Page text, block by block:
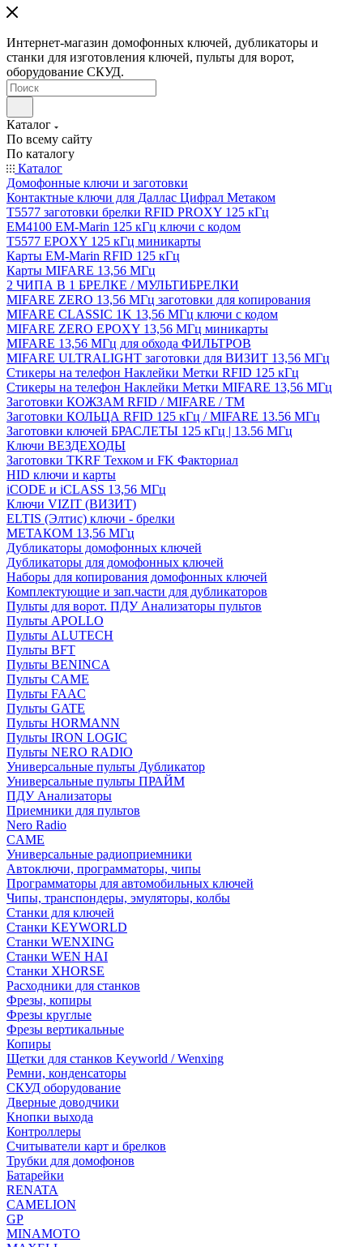
Интернет-магазин домофонных ключей, дубликаторы и
станки для изготовления ключей, пульты для ворот,
оборудование СКУД.
Каталог
По всему сайту
По каталогу
Каталог
Домофонные ключи и заготовки
Контактные ключи для Даллас Цифрал Метаком
T5577 заготовки брелки RFID PROXY 125 кГц
EM4100 EM-Marin 125 кГц ключи с кодом
T5577 EPOXY 125 кГц миникарты
Карты EM-Marin RFID 125 кГц
Карты MIFARE 13,56 МГц
2 ЧИПА В 1 БРЕЛКЕ / МУЛЬТИБРЕЛКИ
MIFARE ZERO 13,56 МГц заготовки для копирования
MIFARE CLASSIC 1K 13,56 МГц ключи с кодом
MIFARE ZERO EPOXY 13,56 МГц миникарты
MIFARE 13,56 МГц для обхода ФИЛЬТРОВ
MIFARE ULTRALIGHT заготовки для ВИЗИТ 13,56 МГц
Стикеры на телефон Наклейки Метки RFID 125 кГц
Стикеры на телефон Наклейки Метки MIFARE 13,56 МГц
Заготовки КОЖЗАМ RFID / MIFARE / TM
Заготовки КОЛЬЦА RFID 125 кГц / MIFARE 13.56 МГц
Заготовки ключей БРАСЛЕТЫ 125 кГц | 13.56 МГц
Ключи ВЕЗДЕХОДЫ
Заготовки TKRF Техком и FK Факториал
HID ключи и карты
iCODE и iCLASS 13,56 МГц
Ключи VIZIT (ВИЗИТ)
ELTIS (Элтис) ключи - брелки
МЕТАКОМ 13,56 МГц
Дубликаторы домофонных ключей
Дубликаторы для домофонных ключей
Наборы для копирования домофонных ключей
Комплектующие и зап.части для дубликаторов
Пульты для ворот. ПДУ Анализаторы пультов
Пульты APOLLO
Пульты ALUTECH
Пульты BFT
Пульты BENINCA
Пульты CAME
Пульты FAAC
Пульты GATE
Пульты HORMANN
Пульты IRON LOGIC
Пульты NERO RADIO
Универсальные пульты Дубликатор
Универсальные пульты ПРАЙМ
ПДУ Анализаторы
Приемники для пультов
Nero Radio
CAME
Универсальные радиоприемники
Автоключи, программаторы, чипы
Программаторы для автомобильных ключей
Чипы, транспондеры, эмуляторы, колбы
Станки для ключей
Станки KEYWORLD
Станки WENXING
Станки WEN HAI
Станки XHORSE
Расходники для станков
Фрезы, копиры
Фрезы круглые
Фрезы вертикальные
Копиры
Щетки для станков Keyworld / Wenxing
Ремни, конденсаторы
СКУД оборудование
Дверные доводчики
Кнопки выхода
Контроллеры
Считыватели карт и брелков
Трубки для домофонов
Батарейки
RENATA
CAMELION
GP
MINAMOTO